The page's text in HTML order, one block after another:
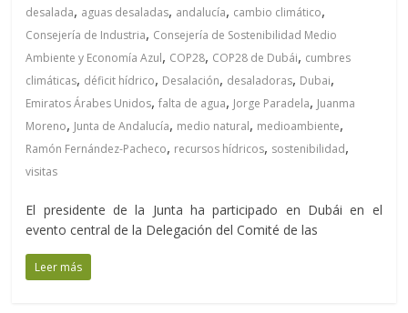
desalada, aguas desaladas, andalucía, cambio climático,
Consejería de Industria, Consejería de Sostenibilidad Medio
Ambiente y Economía Azul, COP28, COP28 de Dubái, cumbres
climáticas, déficit hídrico, Desalación, desaladoras, Dubai,
Emiratos Árabes Unidos,falta de agua, Jorge Paradela, Juanma
Moreno, Junta de Andalucía, medio natural, medioambiente,
Ramón Fernández-Pacheco, recursos hídricos, sostenibilidad,
visitas
El presidente de la Junta ha participado en Dubái en el
evento central de la Delegación del Comité de las
Leer más